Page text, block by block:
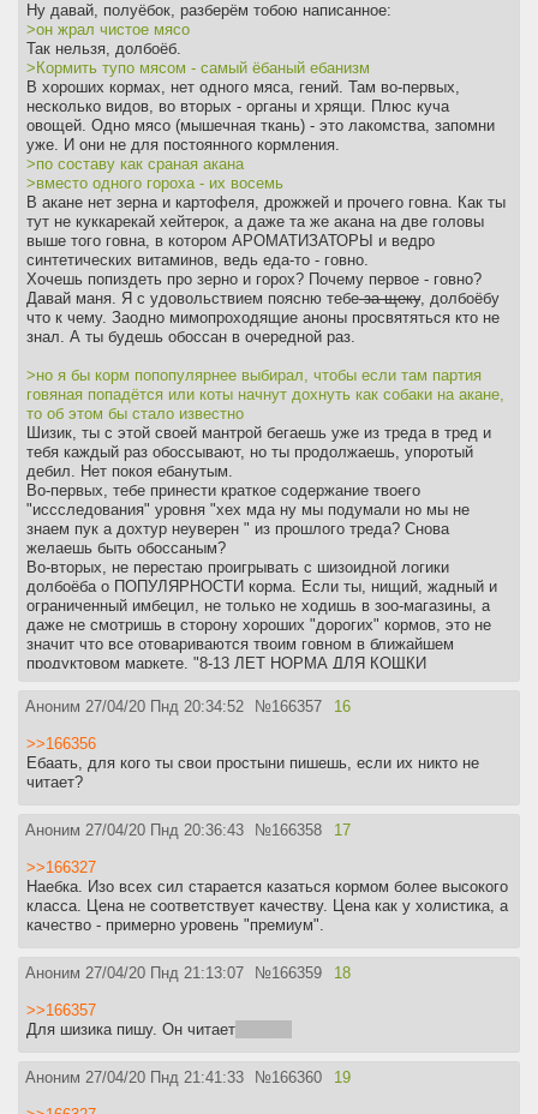
Ну давай, полуёбок, разберём тобою написанное:
>он жрал чистое мясо
Так нельзя, долбоёб.
>Кормить тупо мясом - самый ёбаный ебанизм
В хороших кормах, нет одного мяса, гений. Там во-первых,
несколько видов, во вторых - органы и хрящи. Плюс куча
овощей. Одно мясо (мышечная ткань) - это лакомства, запомни
уже. И они не для постоянного кормления.
>по составу как сраная акана
>вместо одного гороха - их восемь
В акане нет зерна и картофеля, дрожжей и прочего говна. Как ты
тут не куккарекай хейтерок, а даже та же акана на две головы
выше того говна, в котором АРОМАТИЗАТОРЫ и ведро
синтетических витаминов, ведь еда-то - говно.
Хочешь попиздеть про зерно и горох? Почему первое - говно?
Давай маня. Я с удовольствием поясню тебеза щеку, долбоёбу
что к чему. Заодно мимопроходящие аноны просвятяться кто не
знал. А ты будешь обоссан в очередной раз.
>но я бы корм попопулярнее выбирал, чтобы если там партия
говяная попадётся или коты начнут дохнуть как собаки на акане,
то об этом бы стало известно
Шизик, ты с этой своей мантрой бегаешь уже из треда в тред и
тебя каждый раз обоссывают, но ты продолжаешь, упоротый
дебил. Нет покоя ебанутым.
Во-первых, тебе принести краткое содержание твоего
"иссследования" уровня "хех мда ну мы подумали но мы не
знаем пук а дохтур неуверен " из прошлого треда? Снова
желаешь быть обоссаным?
Во-вторых, не перестаю проигрывать с шизоидной логики
долбоёба о ПОПУЛЯРНОСТИ корма. Если ты, нищий, жадный и
ограниченный имбецил, не только не ходишь в зоо-магазины, а
даже не смотришь в сторону хороших "дорогих" кормов, это не
значит что все отовариваются твоим говном в ближайшем
продуктовом маркете. "8-13 ЛЕТ НОРМА ДЛЯ КОЩКИ
кормят твоими аканами и оридженами не просто котов, а
привередливых породистых, выставочных и прочих и бед не
знают.
Давай, кукарекни как хорошие продукты УБИВАЮТ. Особенно
интересна аргументация,и как ты, даун, это видишь. Что
Аноним 27/04/20 Пнд 20:34:52 №166357 16
>>166356
Ебаать, для кого ты свои простыни пишешь, если их никто не
читает?
Аноним 27/04/20 Пнд 20:36:43 №166358 17
>>166327
Наебка. Изо всех сил старается казаться кормом более высокого
класса. Цена не соответствует качеству. Цена как у холистика, а
качество - примерно уровень "премиум".
Аноним 27/04/20 Пнд 21:13:07 №166359 18
>>166357
Для шизика пишу. Он читает
Аноним 27/04/20 Пнд 21:41:33 №166360 19